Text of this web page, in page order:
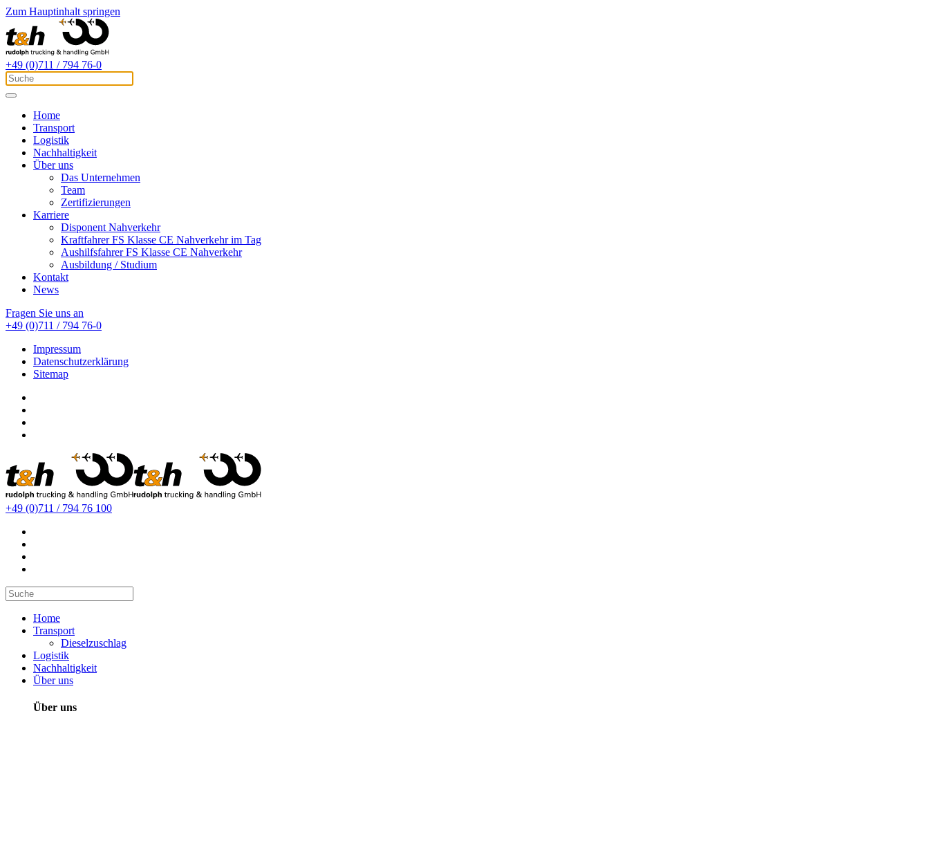
Zum Hauptinhalt springen
+49 (0)711 / 794 76-0
Home
Transport
Logistik
Nachhaltigkeit
Über uns
Das Unternehmen
Team
Zertifizierungen
Karriere
Disponent Nahverkehr
Kraftfahrer FS Klasse CE Nahverkehr im Tag
Aushilfsfahrer FS Klasse CE Nahverkehr
Ausbildung / Studium
Kontakt
News
Fragen Sie uns an
+49 (0)711 / 794 76-0
Impressum
Datenschutzerklärung
Sitemap
+49 (0)711 / 794 76 100
Home
Transport
Dieselzuschlag
Logistik
Nachhaltigkeit
Über uns
Über uns